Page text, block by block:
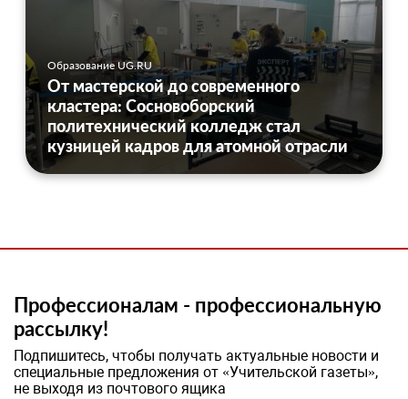
Образование UG.RU
От мастерской до современного
кластера: Сосновоборский
политехнический колледж стал
кузницей кадров для атомной отрасли
Профессионалам - профессиональную
рассылку!
Подпишитесь, чтобы получать актуальные новости и
специальные предложения от «Учительской газеты»,
не выходя из почтового ящика